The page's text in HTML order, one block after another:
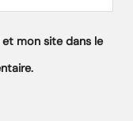
mon site dans le